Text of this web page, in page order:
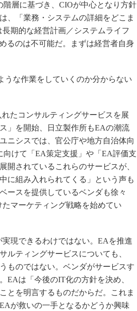
層に基づき、CIOが中心となり方針
、「業務・システムの詳細をどこま
期的な経営計画／システムライフ
るのは不可能だ。まずは経営者自身
うな作業をしていくのか分からない
たコンサルティングサービスを展
」を開始、日立製作所もEAの潮流
ニシスでは、官公庁や地方自治体向
けて「EA策定支援」や「EA評価支
開されているこれらのサービスが、
に組み入れられてくる」という声も
ースを提供しているベンダも徐々
マーケティング戦略を始めてい
現できるわけではない。EAを推進
ルティングサービスについても、
ものではない。ベンダがサービスす
EAは「今後のIT化の方針を決め、
とを明言するものだからだ。これま
が救いの一手となるかどうか興味